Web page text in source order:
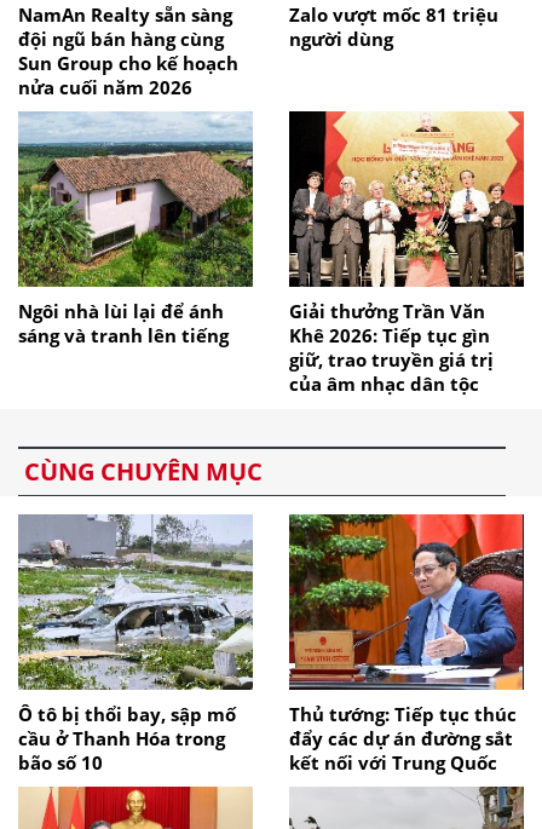
NamAn Realty sẵn sàng
đội ngũ bán hàng cùng
Sun Group cho kế hoạch
nửa cuối năm 2026
Zalo vượt mốc 81 triệu
người dùng
Ngôi nhà lùi lại để ánh
sáng và tranh lên tiếng
Giải thưởng Trần Văn
Khê 2026: Tiếp tục gìn
giữ, trao truyền giá trị
của âm nhạc dân tộc
CÙNG CHUYÊN MỤC
Ô tô bị thổi bay, sập mố
cầu ở Thanh Hóa trong
bão số 10
Thủ tướng: Tiếp tục thúc
đẩy các dự án đường sắt
kết nối với Trung Quốc